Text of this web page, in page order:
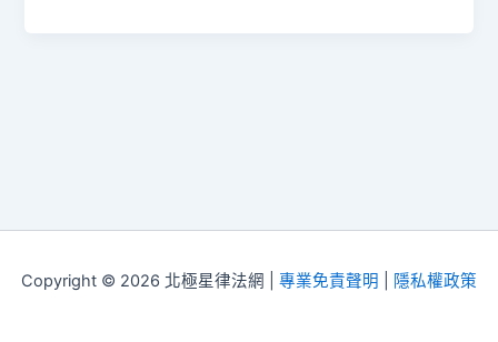
Copyright © 2026 北極星律法網 | 專業免責聲明 隱私權政策